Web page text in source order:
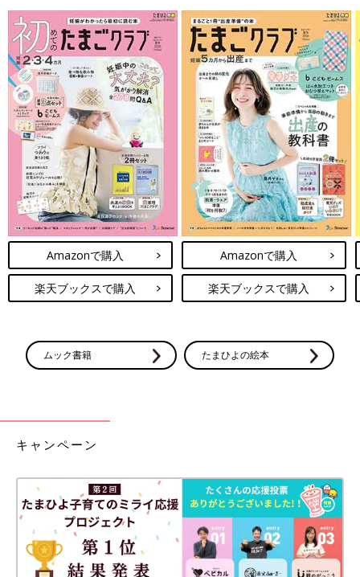
出典：Instagramアカウント「yasumama1019」
この秋マチカフェに新登場したという台湾茶。こちらはやすママ
さんが購入した白桃凍頂烏龍茶と白葡萄ジャスミン茶です。どち
らも香りを楽しめるようになっているそう。寒い日に温かい台湾
茶でホッと一息入れてみたいですね。
ローソンでしか買えない！美味しすぎる
チョコ系スイーツ
疲れていると口にしたくなるチョコレート。小
が、今回はローソンでしか買えないチョコのス
イーツをインスタグラムの投稿からご紹介しま
いかがでしたか？定番のコーヒーはもちろん、マチカフェには
お店で好きなドリンクを見つけてみてくださいね。
(文・田中いづみ)
があります。あらかじめご了承ください。
※記事の内容は記載当時の情報であり、現在と異なる場合があり
ます。
Amazonで購入
楽天ブックスで購入
Amazonで購入
楽天ブックスで購入
ムック書籍 たまひよの絵本
キャンペーン